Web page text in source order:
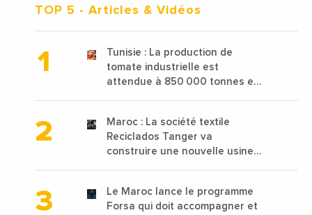
TOP 5 - Articles & Vidéos
Tunisie : La production de
tomate industrielle est
attendue à 850 000 tonnes en
Maroc : La société textile
Reciclados Tanger va
construire une nouvelle usine
Le Maroc lance le programme
Forsa qui doit accompagner et